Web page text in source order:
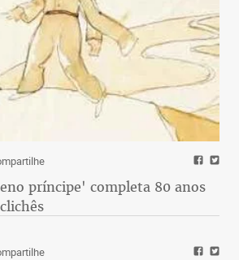
príncipe' completa 80 anos